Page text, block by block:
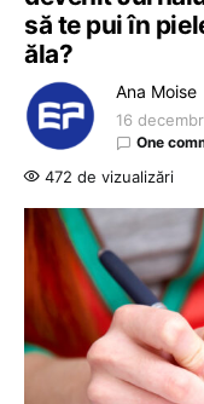
să te pui în
ăla?
Ana Moise
16
One
472 de vizualizări